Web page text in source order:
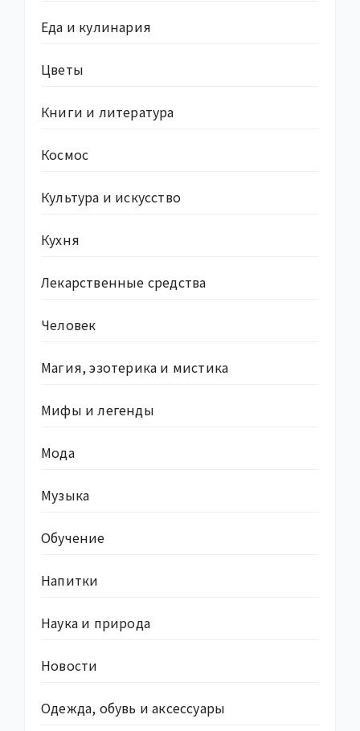
Еда и кулинария
Цветы
Книги и литература
Космос
Культура и искусство
Кухня
Лекарственные средства
Человек
Магия, эзотерика и мистика
Мифы и легенды
Мода
Музыка
Обучение
Напитки
Наука и природа
Новости
Одежда, обувь и аксессуары